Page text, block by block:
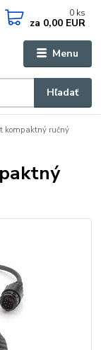
Menu
Hľadať
0 ks
za 0,00 EUR
kompaktný ručný